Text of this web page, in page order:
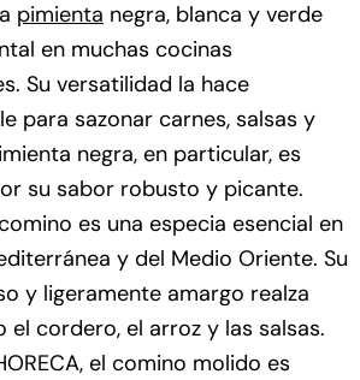
pimienta negra, blanca y verde
en muchas cocinas
Su versatilidad la hace
para sazonar carnes, salsas y
negra, en particular, es
su sabor robusto y picante.
es una especia esencial en
y del Medio Oriente. Su
y ligeramente amargo realza
el cordero, el arroz y las salsas.
el comino molido es